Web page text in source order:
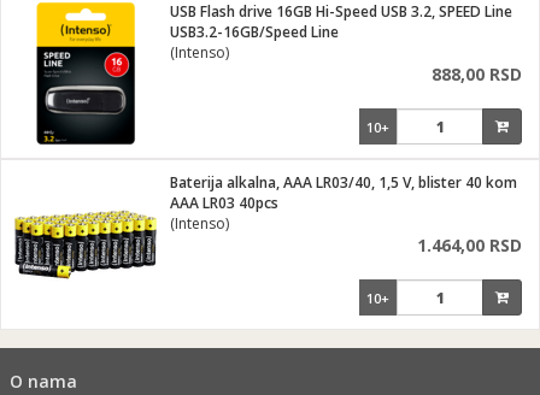
USB Flash drive 16GB Hi-Speed USB 3.2, SPEED Line
USB3.2-16GB/Speed Line
(Intenso)
888,00 RSD
10+
Baterija alkalna, AAA LR03/40, 1,5 V, blister 40 kom
AAA LR03 40pcs
(Intenso)
1.464,00 RSD
10+
O nama